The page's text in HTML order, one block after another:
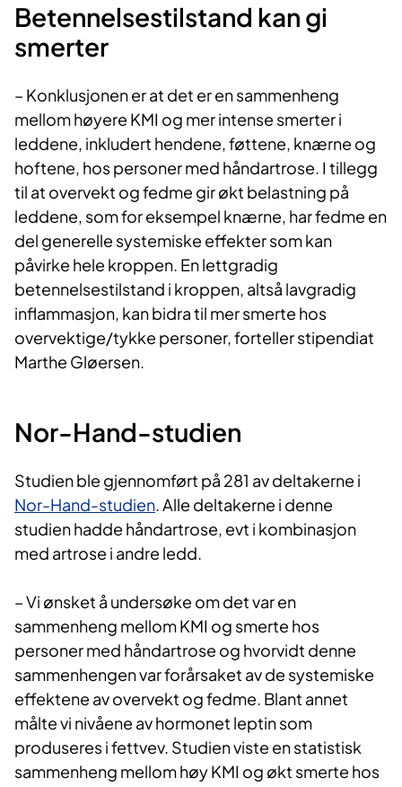
Betennel​sestilstand kan gi
smerter
– Konklusjonen er at det er en sammenheng
mellom høyere KMI og mer intense smerter i
leddene, inkludert hendene, føttene, knærne og
hoftene, hos personer med håndartrose. I tillegg
til at overvekt og fedme gir økt belastning på
leddene, som for eksempel knærne, har fedme en
del generelle systemiske effekter som kan
påvirke hele kroppen. En lettgradig
betennelsestilstand i kroppen, altså lavgradig
inflammasjon, kan bidra til mer smerte hos
overvektige/tykke personer, forteller stipendiat
Marthe Gløersen.
Nor-Ha​nd-studien
Studien ble gjennomført på 281 av deltakerne i
Nor-Hand-studien. Alle deltakerne i denne
studien hadde håndartrose, evt i kombinasjon
med artrose i andre ledd.
– Vi ønsket å undersøke om det var en
sammenheng mellom KMI og smerte hos
personer med håndartrose og hvorvidt denne
sammenhengen var forårsaket av de systemiske
effektene av overvekt og fedme. Blant annet
målte vi nivåene av hormonet leptin som
produseres i fettvev. Studien viste en statistisk
sammenheng mellom høy KMI og økt smerte hos